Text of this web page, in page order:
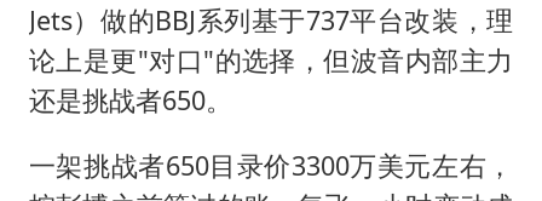
Jets）做的BBJ系列基于737平台改装，理
论上是更"对口"的选择，但波音内部主力
还是挑战者650。
一架挑战者650目录价3300万美元左右，